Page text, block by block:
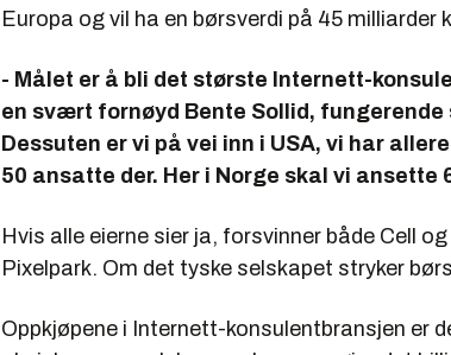
Europa og vil ha en børsverdi på 45 milliarder
- Målet er å bli det største Internett-
en svært fornøyd Bente Sollid, fungerende
Dessuten er vi på vei inn i USA, vi har
50 ansatte der. Her i Norge skal vi ansette
Hvis alle eierne sier ja, forsvinner både Cell
Pixelpark. Om det tyske selskapet stryker
Oppkjøpene i Internett-konsulentbransjen er